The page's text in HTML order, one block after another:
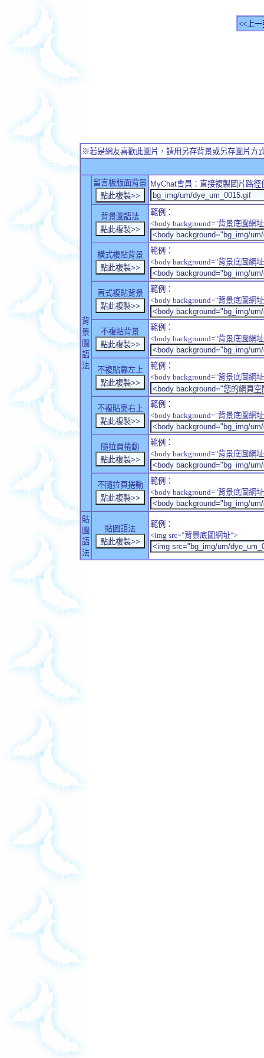
<<上一
※若是網友喜歡此圖片，請用另存背景或另存圖片方
背
景
圖
語
法
留言板版面背景 MyChat會員：直接複製圖片路
背景圖語法
範例：
<body background="背景底圖網
橫式複貼背景
範例：
<body background="背景底圖網
直式複貼背景
範例：
<body background="背景底圖網
不複貼背景
範例：
<body background="背景底圖網
不複貼靠左上
範例：
<body background="背景底圖網
不複貼靠右上
範例：
<body background="背景底圖網
隨拉頁捲動
範例：
<body background="背景底圖網
不隨拉頁捲動
範例：
<body background="背景底圖網
貼
圖
語
法
貼圖語法
範例：
<img src="背景底圖網址">